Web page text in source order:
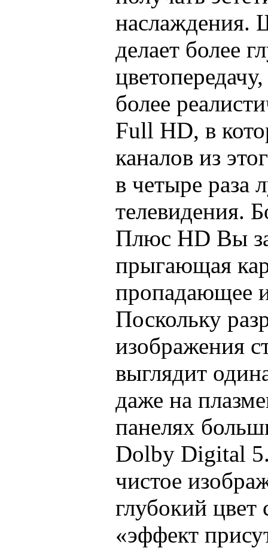
наслаждения.
делает более
более
Full HD, в
каналов из
в четыре раза
телевидения.
Плюс HD Вы
прыгающая
пропадающее
Поскольку
изображения
выглядит
даже на
панелях
Dolby Digital
чистое
глубокий
«эффект